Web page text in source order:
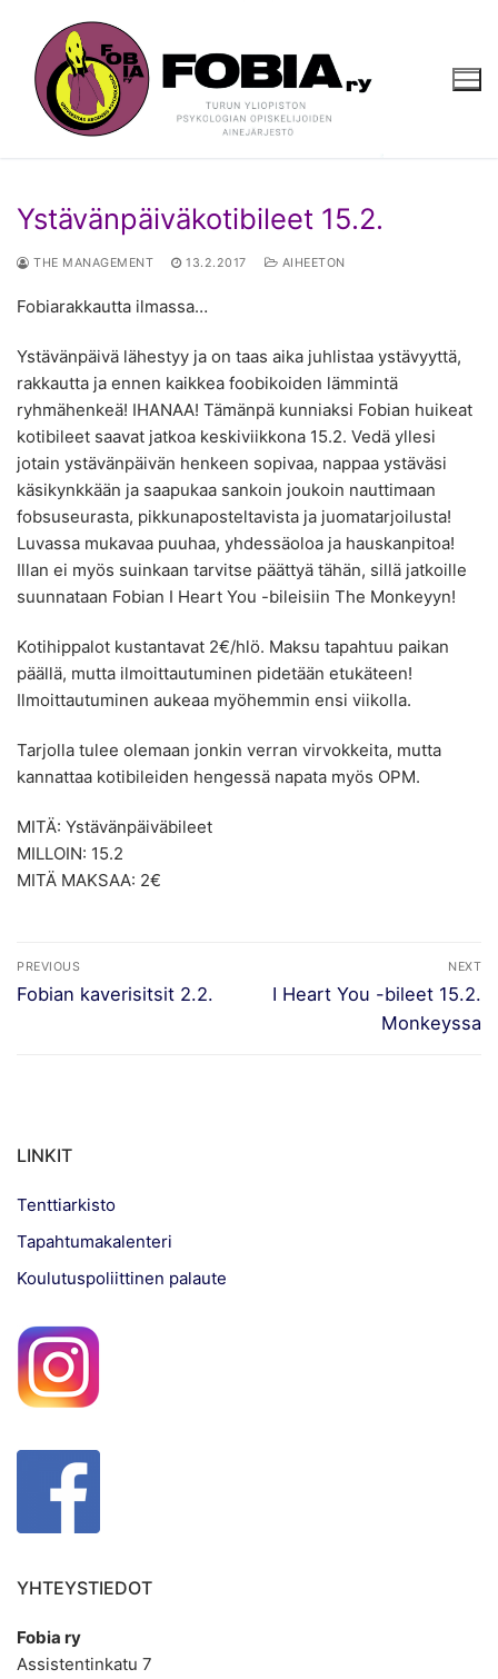
sisältöön
Ystävänpäiväkotibileet 15.2.
THE MANAGEMENT 13.2.2017 AIHEETON
Fobiarakkautta ilmassa…
Ystävänpäivä lähestyy ja on taas aika juhlistaa ystävyyttä,
rakkautta ja ennen kaikkea foobikoiden lämmintä
ryhmähenkeä! IHANAA! Tämänpä kunniaksi Fobian huikeat
kotibileet saavat jatkoa keskiviikkona 15.2. Vedä yllesi
jotain ystävänpäivän henkeen sopivaa, nappaa ystäväsi
käsikynkkään ja saapukaa sankoin joukoin nauttimaan
fobsuseurasta, pikkunaposteltavista ja juomatarjoilusta!
Luvassa mukavaa puuhaa, yhdessäoloa ja hauskanpitoa!
Illan ei myös suinkaan tarvitse päättyä tähän, sillä jatkoille
suunnataan Fobian I Heart You -bileisiin The Monkeyyn!
Kotihippalot kustantavat 2€/hlö. Maksu tapahtuu paikan
päällä, mutta ilmoittautuminen pidetään etukäteen!
Ilmoittautuminen aukeaa myöhemmin ensi viikolla.
Tarjolla tulee olemaan jonkin verran virvokkeita, mutta
kannattaa kotibileiden hengessä napata myös OPM.
MITÄ: Ystävänpäiväbileet
MILLOIN: 15.2
MITÄ MAKSAA: 2€
Artikkelien
selaus
PREVIOUS
Previous
Fobian kaverisitsit 2.2.
NEXT
Next
I Heart You -bileet 15.2.
Monkeyssa
LINKIT
Tenttiarkisto
Tapahtumakalenteri
Koulutuspoliittinen palaute
YHTEYSTIEDOT
Fobia ry
Assistentinkatu 7